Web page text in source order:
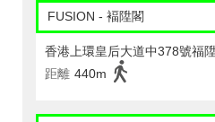
FUSION - 褔陞閣
香港上環皇后大道中378號福
距離 440m